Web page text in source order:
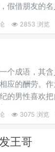
假借朋友的
友”。一般来
2853 浏览
个成语，其
应的酬劳。
的男性喜欢
若水等，其
花开富贵深受
3075 浏览
王哥